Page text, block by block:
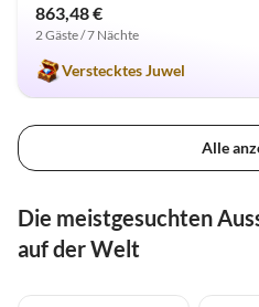
863,48 €
2 Gäste / 7 Nächte
Verstecktes Juwel
Alle
Die meistgesuchten
auf der Welt